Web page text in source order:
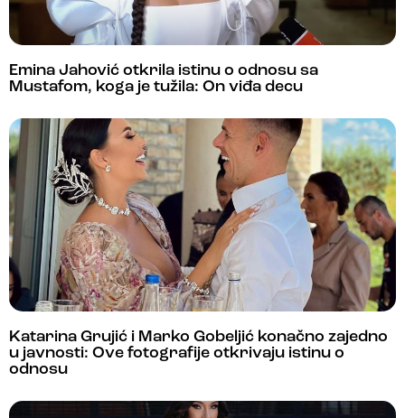
Emina Jahović otkrila istinu o odnosu sa
Mustafom, koga je tužila: On viđa decu
Katarina Grujić i Marko Gobeljić konačno zajedno
u javnosti: Ove fotografije otkrivaju istinu o
odnosu